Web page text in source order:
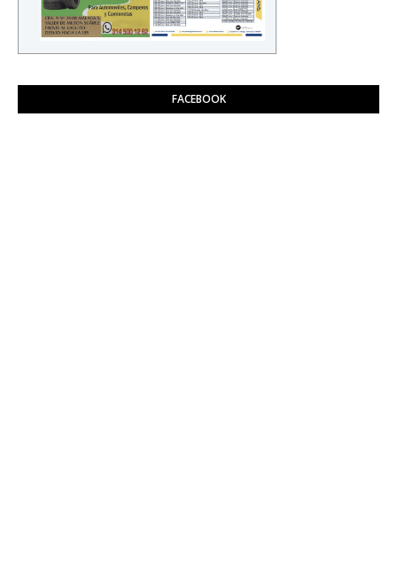
FACEBOOK